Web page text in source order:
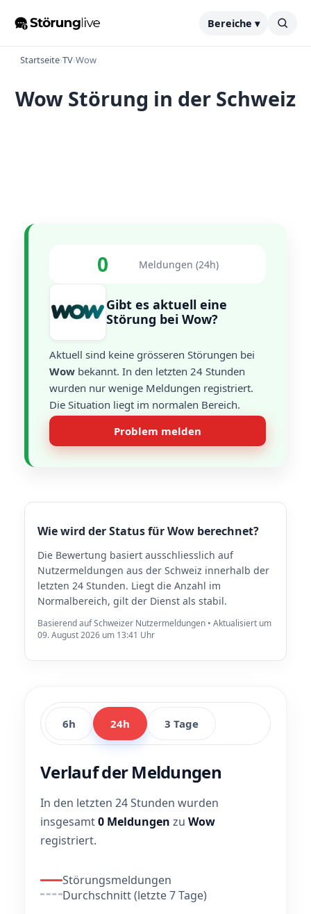
Bereiche ▾
Startseite›TV›Wow
Wow Störung in der Schweiz
0 Meldungen (24h)
Gibt es aktuell eine
Störung bei Wow?
Aktuell sind keine grösseren Störungen bei
Wow bekannt. In den letzten 24 Stunden
wurden nur wenige Meldungen registriert.
Die Situation liegt im normalen Bereich.
Problem melden
Wie wird der Status für Wow berechnet?
Die Bewertung basiert ausschliesslich auf
Nutzermeldungen aus der Schweiz innerhalb der
letzten 24 Stunden. Liegt die Anzahl im
Normalbereich, gilt der Dienst als stabil.
Basierend auf Schweizer Nutzermeldungen • Aktualisiert um
09. August 2026 um 13:41 Uhr
6h 24h 3 Tage
Verlauf der Meldungen
In den letzten 24 Stunden wurden
insgesamt0 Meldungen zu Wow
registriert.
Störungsmeldungen
Durchschnitt (letzte 7 Tage)